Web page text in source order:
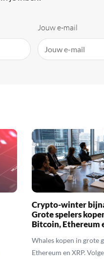
Jouw e-mail
Crypto-winter
Grote spelers
Bitcoin, Ethereum
Whales kopen in grote
Ethereum en XRP.